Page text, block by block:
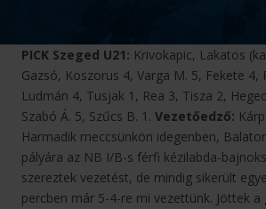
PICK Szeged U21: Krivokapic, Lakatos
Gazsó, Koszorus 4, Varga M. 5, Fekete 4,
Ludmán 4, Tusjak 1, Rea 3, Tisza 2,
Szabó Á. 5, Szűcs B. 1. Vezetőedző:
Harmadik meccsünkön idegenben,
pályára az NB I/B-s férfi kézilabda-
szereztek vezetést, de mindig sikerült
percben már 5-4-re mi vezettünk. Jöttek a